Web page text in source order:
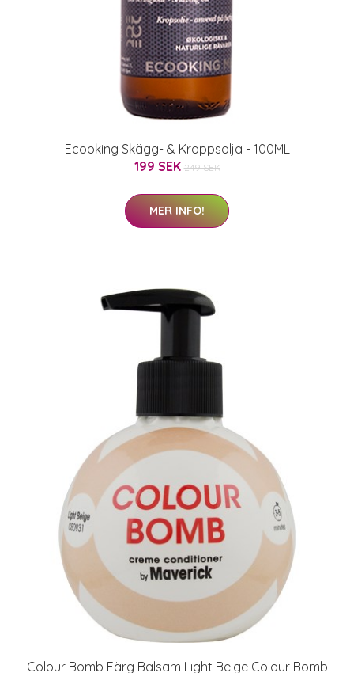
Ecooking Skägg- & Kroppsolja - 100ML
199 SEK 249 SEK
MER INFO!
Colour Bomb Färg Balsam Light Beige Colour Bomb